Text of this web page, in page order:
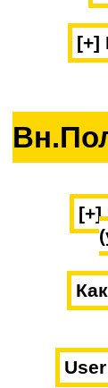
[+]
[+]